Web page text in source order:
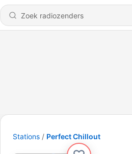
Stations Perfect Chillout